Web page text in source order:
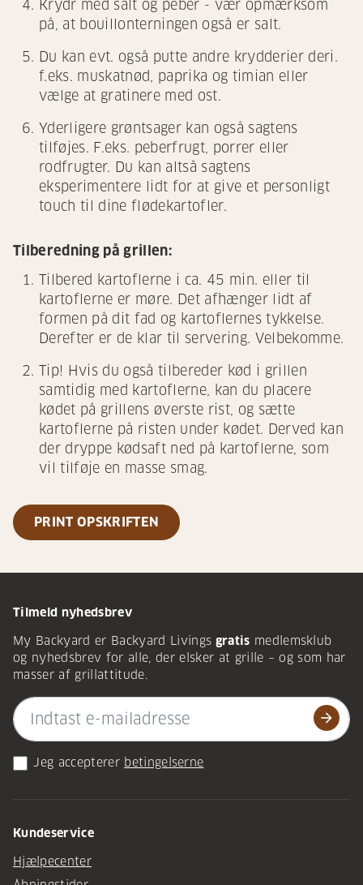
Krydr med salt og peber - vær opmærksom
på, at bouillonterningen også er salt.
Du kan evt. også putte andre krydderier deri.
f.eks. muskatnød, paprika og timian eller
vælge at gratinere med ost.
Yderligere grøntsager kan også sagtens
tilføjes. F.eks. peberfrugt, porrer eller
rodfrugter. Du kan altså sagtens
eksperimentere lidt for at give et personligt
touch til dine flødekartofler.
Tilberedning på grillen:
Tilbered kartoflerne i ca. 45 min. eller til
kartoflerne er møre. Det afhænger lidt af
formen på dit fad og kartoflernes tykkelse.
Derefter er de klar til servering. Velbekomme.
Tip! Hvis du også tilbereder kød i grillen
samtidig med kartoflerne, kan du placere
kødet på grillens øverste rist, og sætte
kartoflerne på risten under kødet. Derved kan
der dryppe kødsaft ned på kartoflerne, som
vil tilføje en masse smag.
PRINT OPSKRIFTEN
Tilmeld nyhedsbrev
My Backyard er Backyard Livings gratis medlemsklub
og nyhedsbrev for alle, der elsker at grille – og som har
masser af grillattitude.
arrow_forward
Jeg accepterer betingelserne
Kundeservice
Hjælpecenter